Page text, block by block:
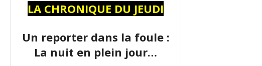
LA CHRONIQUE DU JEUDI
Un reporter dans la foule :
La nuit en plein jour…